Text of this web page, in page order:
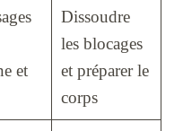
et
Dissoudre
les blocages
et préparer le
corps